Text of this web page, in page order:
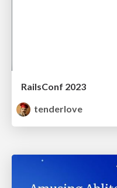
RailsConf 2023
tenderlove